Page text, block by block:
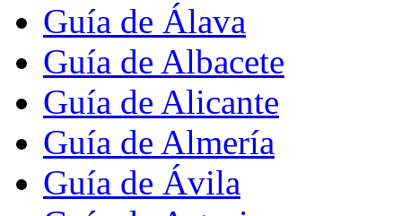
Guía de Álava
Guía de Albacete
Guía de Alicante
Guía de Almería
Guía de Ávila